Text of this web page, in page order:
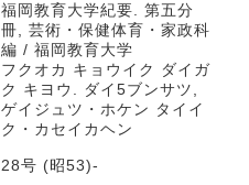
福岡教育大学紀要. 第五分
冊, 芸術・保健体育・家政科
編 / 福岡教育大学
フクオカ キョウイク ダイガ
ク キヨウ. ダイ5ブンサツ,
ゲイジュツ・ホケン タイイ
ク・カセイカヘン
28号 (昭53)-